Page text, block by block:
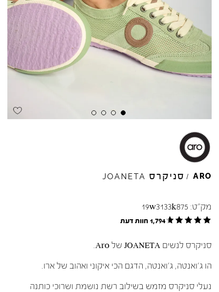
ARO
/ סניקרס JOANETA
מק"ט: 19w3133k875
1,794 חוות דעת
סניקרס לנשים JOANETA של Aro.
הו ג'ואנטה, ג'ואנטה, הדגם הכי איקוני ואהוב של ארו.
נעלי סניקרס מזמש בשילוב רשת נושמת ושרוכי כותנה